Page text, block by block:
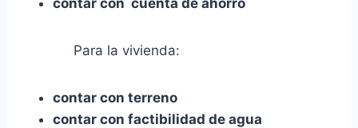
Para la vivienda:
contar con terreno
contar con factibilidad de agua